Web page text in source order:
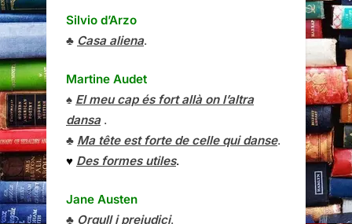
Silvio d’Arzo
♣ Casa aliena.
Martine Audet
♠ El meu cap és fort allà on l’altra
dansa.
♣ Ma tête est forte de celle qui danse.
♥ Des formes utiles.
Jane Austen
♣ Orgull i prejudici.